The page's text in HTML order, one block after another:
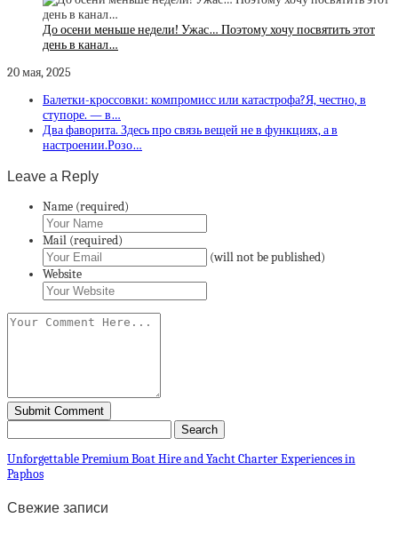
До осени меньше недели! Ужас… Поэтому хочу посвятить этот
день в канал…
20 мая, 2025
Балетки-кроссовки: компромисс или катастрофа?Я, честно, в
ступоре. — в…
Два фаворита. Здесь про связь вещей не в функциях, а в
настроении.Розо…
Leave a Reply
Name (required)
Mail (required)
(will not be published)
Website
Unforgettable Premium Boat Hire and Yacht Charter Experiences in
Paphos
Свежие записи